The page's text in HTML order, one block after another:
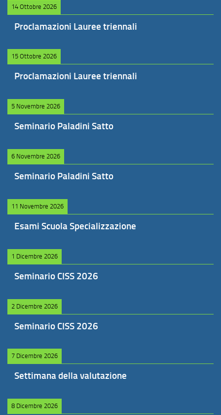
14 Ottobre 2026
Proclamazioni Lauree triennali
15 Ottobre 2026
Proclamazioni Lauree triennali
5 Novembre 2026
Seminario Paladini Satto
6 Novembre 2026
Seminario Paladini Satto
11 Novembre 2026
Esami Scuola Specializzazione
1 Dicembre 2026
Seminario CISS 2026
2 Dicembre 2026
Seminario CISS 2026
7 Dicembre 2026
Settimana della valutazione
8 Dicembre 2026